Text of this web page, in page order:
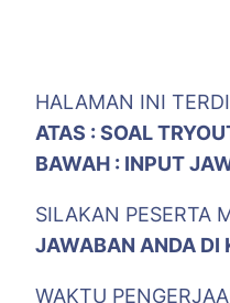
HALAMAN INI
ATAS : SOAL
BAWAH : INPUT
SILAKAN PESERTA
JAWABAN ANDA DI
WAKTU